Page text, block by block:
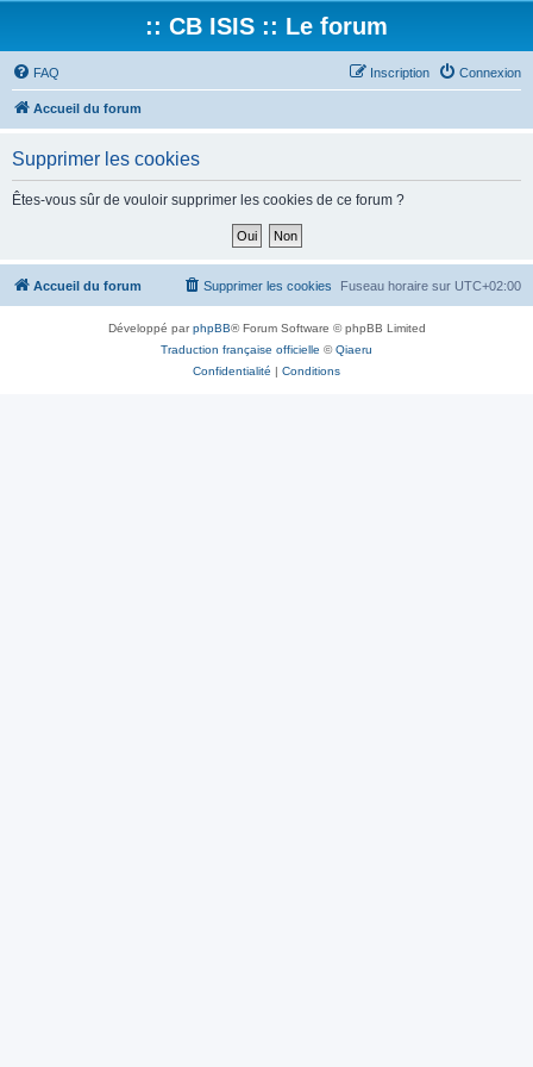
:: CB ISIS :: Le forum
FAQ Connexion
Inscription
Accueil du forum
Supprimer les cookies
Êtes-vous sûr de vouloir supprimer les cookies de ce forum ?
Accueil du forum Fuseau horaire sur UTC+02:00
Supprimer les cookies
Développé parphpBB® Forum Software © phpBB Limited
Traduction française officielle ©Qiaeru
Confidentialité | Conditions